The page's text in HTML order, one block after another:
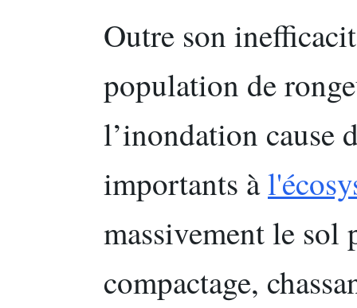
Outre son
population de
l’inondation cause
importants à
massivement le sol
compactage,